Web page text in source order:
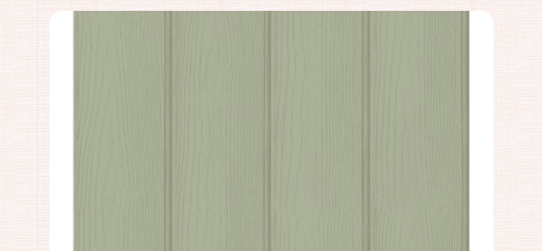
Коллекция:Adventure Awaits